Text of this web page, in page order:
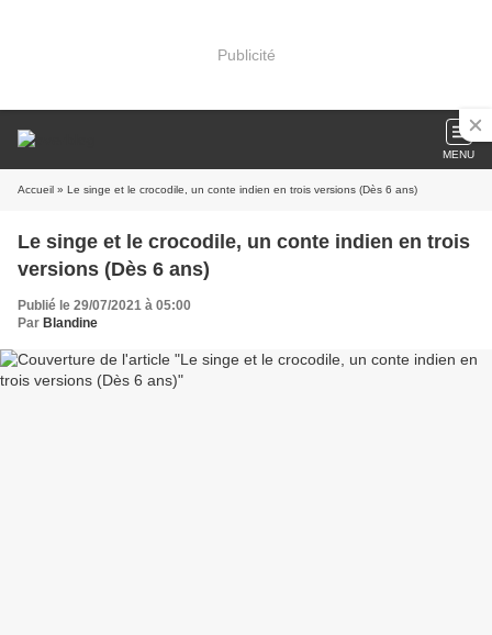
Publicité
MENU
Accueil » Le singe et le crocodile, un conte indien en trois versions (Dès 6 ans)
Le singe et le crocodile, un conte indien en trois
versions (Dès 6 ans)
Publié le 29/07/2021 à 05:00
Par Blandine